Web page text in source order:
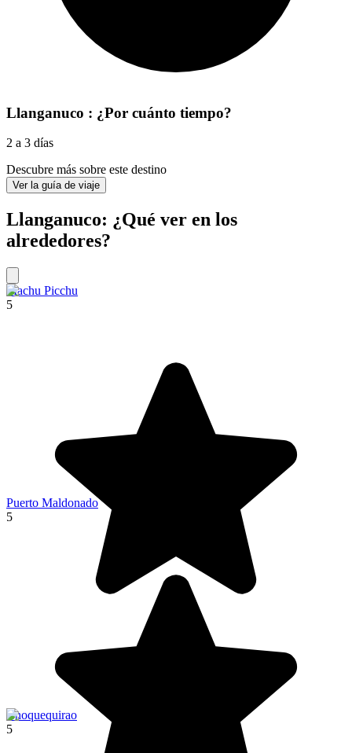
Llanganuco : ¿Por cuánto tiempo?
2 a 3 días
Descubre más sobre este destino
Ver la guía de viaje
Llanganuco: ¿Qué ver en los
alrededores?
Machu Picchu
5
Puerto Maldonado
5
Choquequirao
5